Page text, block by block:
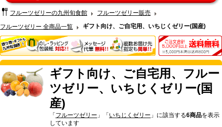
フルーツゼリーの九州旬食館
フルーツゼリー販売
フルーツゼリー 全商品一覧
ギフト向け、ご自宅用、いちじくゼリー(国産)
ギフト向け、ご自宅用、フルー
ツゼリー、いちじくゼリー(国
産)
「フルーツゼリー 」「いちじくゼリー 」に該当する6商品を表示
しています